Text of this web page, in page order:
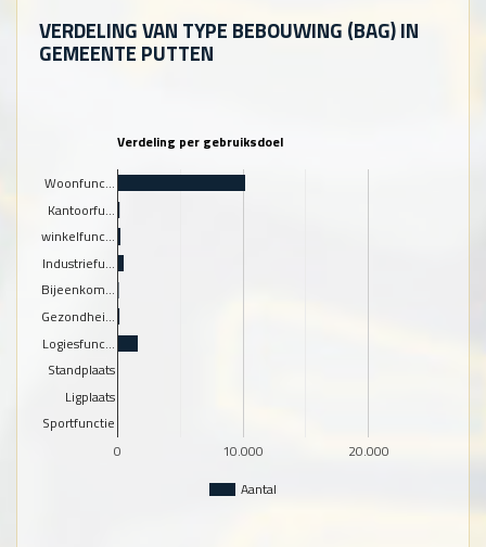
VERDELING VAN TYPE BEBOUWING (BAG) IN
GEMEENTE PUTTEN
Verdeling per gebruiksdoel
Aantal
0 10.000 20.000
Woonfunc…
Kantoorfu…
winkelfunc…
Industriefu…
Bijeenkom…
Gezondhei…
Logiesfunc…
Standplaats
Ligplaats
Sportfunctie